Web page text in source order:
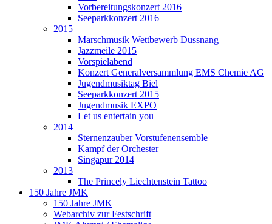
Vorbereitungskonzert 2016
Seeparkkonzert 2016
2015
Marschmusik Wettbewerb Dussnang
Jazzmeile 2015
Vorspielabend
Konzert Generalversammlung EMS Chemie AG
Jugendmusiktag Biel
Seeparkkonzert 2015
Jugendmusik EXPO
Let us entertain you
2014
Sternenzauber Vorstufenensemble
Kampf der Orchester
Singapur 2014
2013
The Princely Liechtenstein Tattoo
150 Jahre JMK
150 Jahre JMK
Webarchiv zur Festschrift